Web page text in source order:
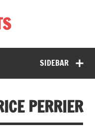
SIDEBAR
PERRIER